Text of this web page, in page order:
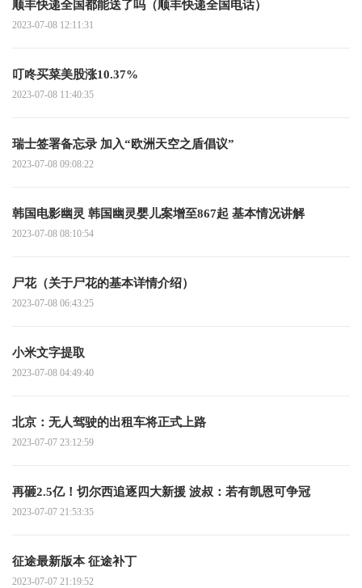
顺丰快递全国都能送了吗（顺丰快递全国电话）
2023-07-08 12:11:31
叮咚买菜美股涨10.37%
2023-07-08 11:40:35
瑞士签署备忘录 加入“欧洲天空之盾倡议”
2023-07-08 09:08:22
韩国电影幽灵 韩国幽灵婴儿案增至867起 基本情况讲解
2023-07-08 08:10:54
尸花（关于尸花的基本详情介绍）
2023-07-08 06:43:25
小米文字提取
2023-07-08 04:49:40
北京：无人驾驶的出租车将正式上路
2023-07-07 23:12:59
再砸2.5亿！切尔西追逐四大新援 波叔：若有凯恩可争冠
2023-07-07 21:53:35
征途最新版本 征途补丁
2023-07-07 21:19:52